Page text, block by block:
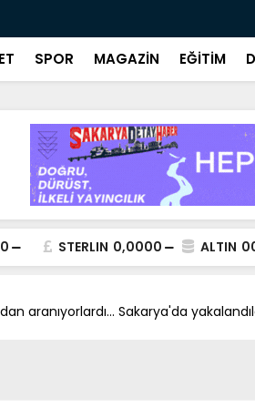
SPOR MAGAZİN EĞİTİM
STERLIN 0,0000 ALTIN
aranıyorlardı... Sakarya'da